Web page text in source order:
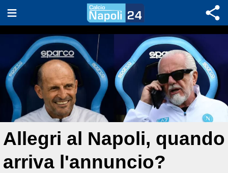
Allegri al Napoli, quando
arriva l'annuncio?